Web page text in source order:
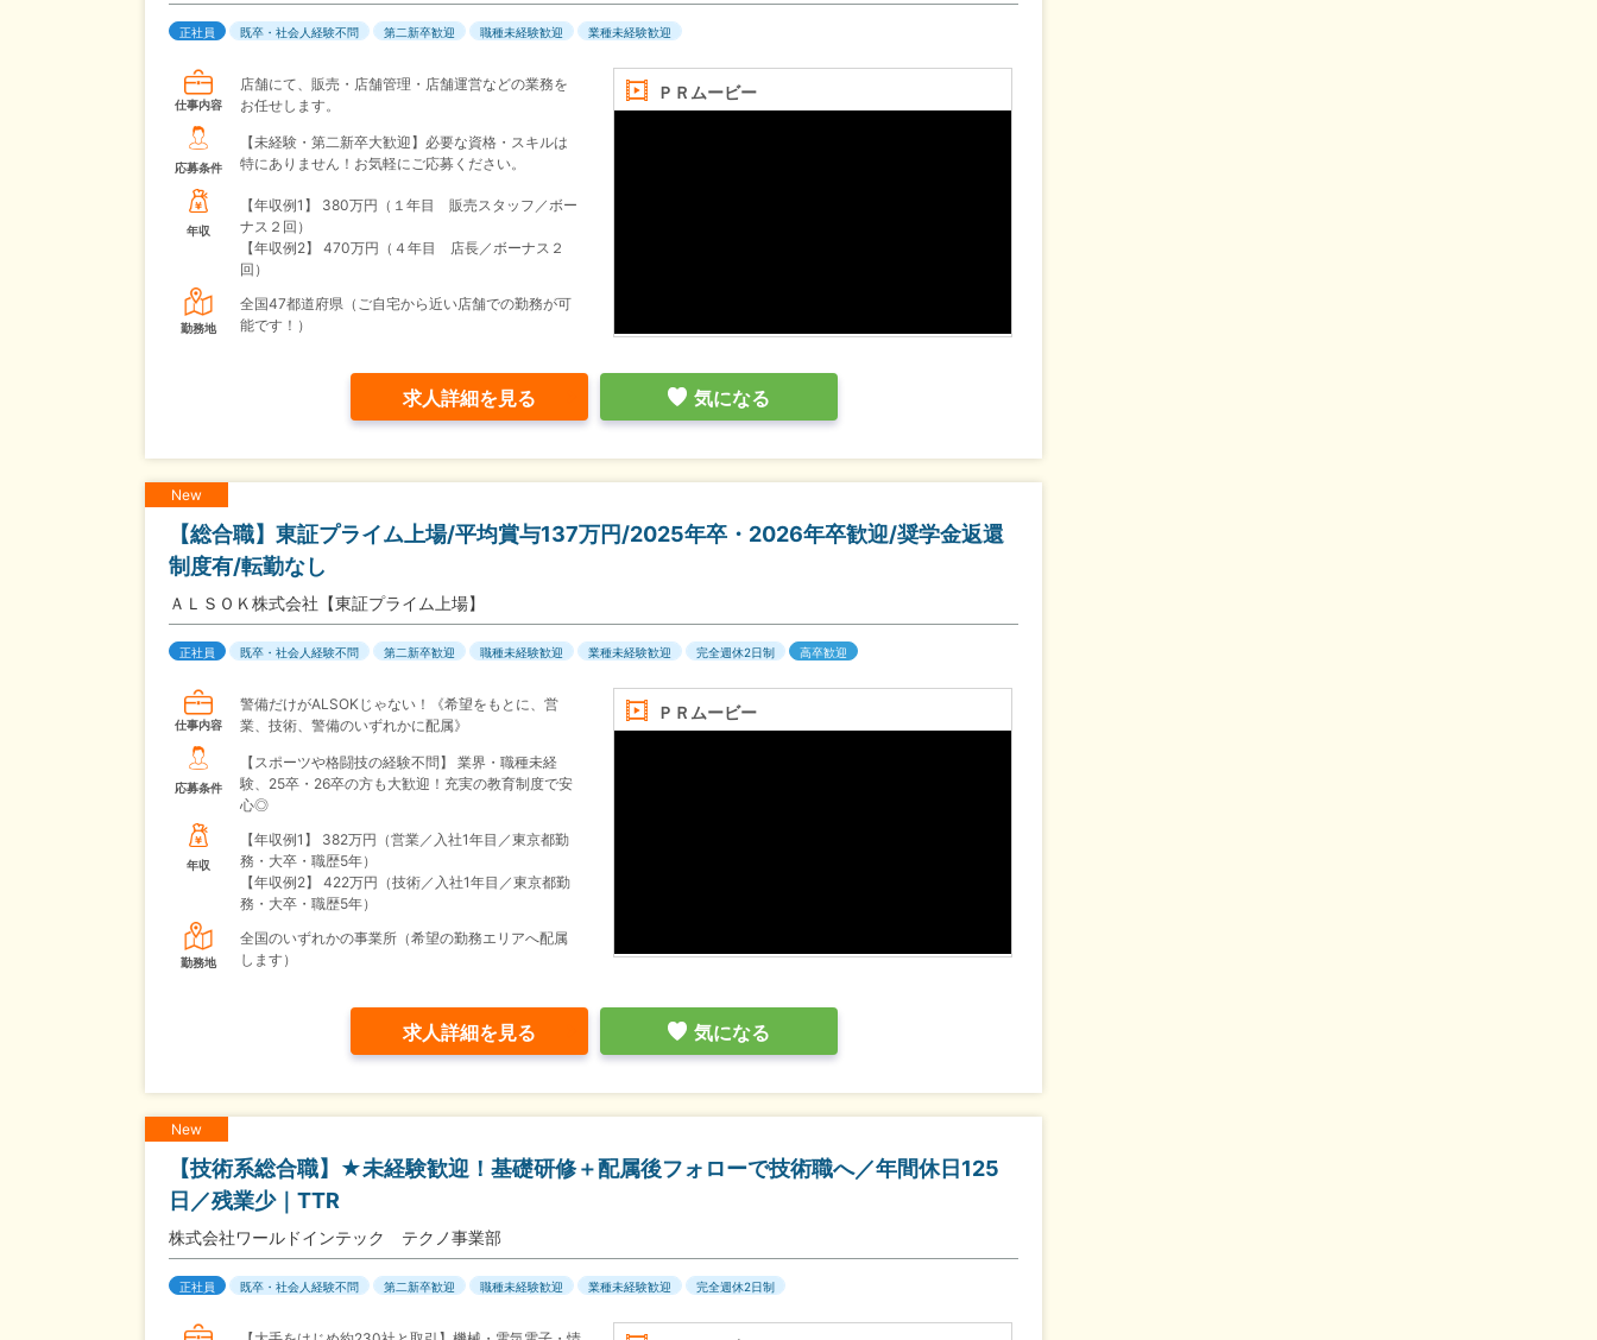
正社員 既卒・社会人経験不問 第二新卒歓迎 職種未経験歓迎 業種未経験歓迎
ＰＲムービー
仕事内容
店舗にて、販売・店舗管理・店舗運営などの業務を
お任せします。
応募条件
【未経験・第二新卒大歓迎】必要な資格・スキルは
特にありません！お気軽にご応募ください。
年収
【年収例1】
380万円（１年目 販売スタッフ／ボー
ナス２回）
【年収例2】
470万円（４年目 店長／ボーナス２
回）
勤務地
全国47都道府県（ご自宅から近い店舗での勤務が可
能です！）
求人詳細を見る 気になる
New
【総合職】東証プライム上場/平均賞与137万円/2025年卒・2026年卒歓迎/奨学金返還
制度有/転勤なし
ＡＬＳＯＫ株式会社【東証プライム上場】
正社員 既卒・社会人経験不問 第二新卒歓迎 職種未経験歓迎 業種未経験歓迎 完全週休2日制 高卒歓迎
ＰＲムービー
仕事内容
警備だけがALSOKじゃない！《希望をもとに、営
業、技術、警備のいずれかに配属》
応募条件
【スポーツや格闘技の経験不問】 業界・職種未経
験、25卒・26卒の方も大歓迎！充実の教育制度で安
心◎
年収
【年収例1】
382万円（営業／入社1年目／東京都勤
務・大卒・職歴5年）
【年収例2】
422万円（技術／入社1年目／東京都勤
務・大卒・職歴5年）
勤務地
全国のいずれかの事業所（希望の勤務エリアへ配属
します）
求人詳細を見る 気になる
New
【技術系総合職】★未経験歓迎！基礎研修＋配属後フォローで技術職へ／年間休日125
日／残業少｜TTR
株式会社ワールドインテック テクノ事業部
正社員 既卒・社会人経験不問 第二新卒歓迎 職種未経験歓迎 業種未経験歓迎 完全週休2日制